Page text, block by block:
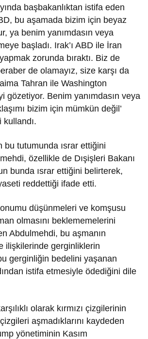
başbakanlıktan istifa eden
bu aşamada bizim için beyaz
ya benim yanımdasın veya
başladı. Irak’ı ABD ile İran
zorunda bıraktı. Biz de
de olamayız, size karşı da
Tahran ile Washington
gözetiyor. Benim yanımdasın veya
bizim için mümkün değil’
kullandı.
bu tutumunda ısrar ettiğini
özellikle de Dışişleri Bakanı
bunda ısrar ettiğini belirterek,
reddettiği ifade etti.
düşünmeleri ve komşusu
olmasını beklememelerini
Abdulmehdi, bu aşmanın
ilişkilerinde gerginliklerin
gerginliğin bedelini yaşanan
istifa etmesiyle ödediğini dile
olarak kırmızı çizgilerinin
aşmadıklarını kaydeden
yönetiminin Kasım